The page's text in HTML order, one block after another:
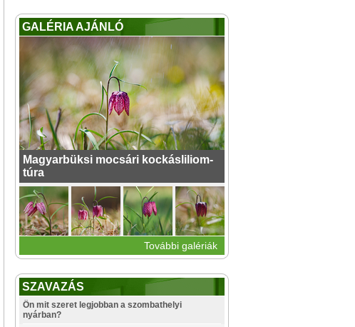
GALÉRIA AJÁNLÓ
Magyarbüksi mocsári kockásliliom-
túra
További galériák
SZAVAZÁS
Ön mit szeret legjobban a szombathelyi
nyárban?